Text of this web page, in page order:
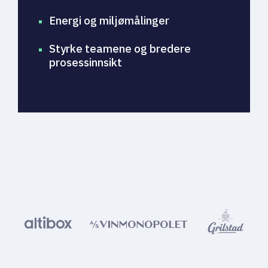
Energi og miljømålinger
Styrke teamene og bredere
prosessinnsikt